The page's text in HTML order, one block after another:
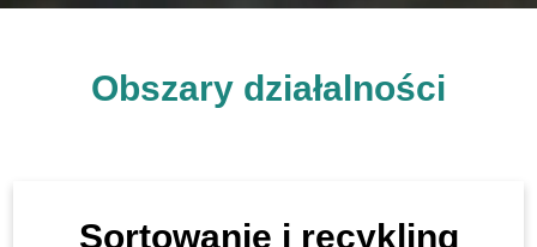
Obszary działalności
Sortowanie i recykling